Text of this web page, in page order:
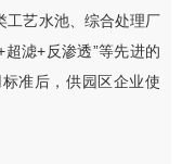
艺水池、综合处理厂
滤+反渗透”等先进的
准后，供园区企业使